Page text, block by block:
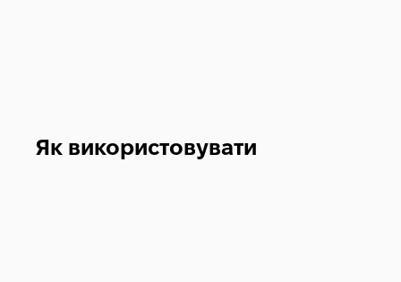
Як використовувати